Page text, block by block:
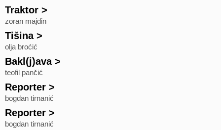
Traktor >
zoran majdin
Tišina>
olja broćić
Bakl(j)ava>
teofil pančić
Reporter >
bogdan tirnanić
Reporter >
bogdan tirnanić